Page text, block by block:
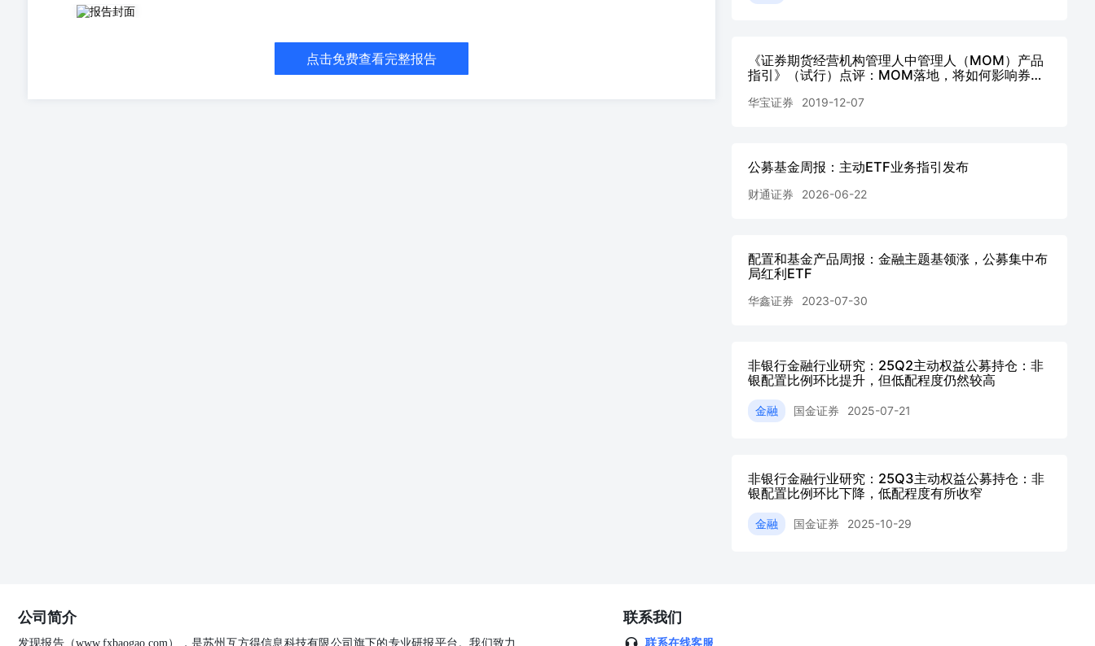
主动ETF业务指引落地，公募产品端创新驱动头部集中 报告摘要 事件：2026年6月17日，上海证券交易所发布《上海证券交易所
基金业务指引第5号——主动管理交易型开放式基金》。 主动ETF填补了境内“主动+被动”协同的空白，标志ETF市场迈入新阶
段。与传统指数ETF不同，主动ETF由基金经理自主进行投资决策，在保留ETF场内交易、申赎便利等产品优势的同时，有望兼
观点均如实反映研究人员的个人观点。报告中的内容和意见仅供参考，并不构成对所述证券买卖的出价或询价。我公司及其雇员
对使用本报告及其内容所引发的任何直接或间接损失概不负责。我公司或关联机构可能会持有报告中所提到的公司所发行的证券
点击免费查看完整报告
《证券期货经营机构管理人中管理人（MOM）产品
指引》（试行）点评：MOM落地，将如何影响券商/
华宝证券 2019-12-07
公募基金周报：主动ETF业务指引发布
财通证券 2026-06-22
配置和基金产品周报：金融主题基领涨，公募集中布
局红利ETF
华鑫证券 2023-07-30
非银行金融行业研究：25Q2主动权益公募持仓：非
银配置比例环比提升，但低配程度仍然较高
金融 国金证券 2025-07-21
非银行金融行业研究：25Q3主动权益公募持仓：非
银配置比例环比下降，低配程度有所收窄
金融 国金证券 2025-10-29
公司简介
发现报告（www.fxbaogao.com），是苏州互方得信息科技有限公司旗下的专业研报平台。我们致力
联系我们
联系在线客服